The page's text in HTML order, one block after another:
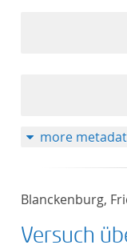
more
Blanckenburg,
Versuch